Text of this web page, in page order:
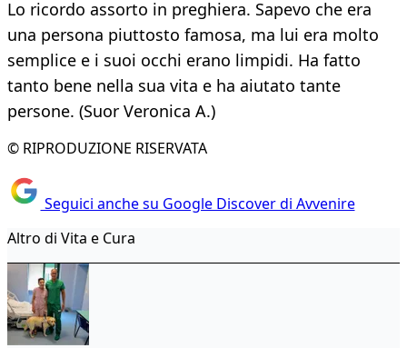
Lo ricordo assorto in preghiera. Sapevo che era
una persona piuttosto famosa, ma lui era molto
semplice e i suoi occhi erano limpidi. Ha fatto
tanto bene nella sua vita e ha aiutato tante
persone. (Suor Veronica A.)
© RIPRODUZIONE RISERVATA
Seguici anche su Google Discover di Avvenire
Altro di Vita e Cura